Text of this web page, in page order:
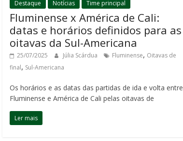
Destaque Notícias Time principal
Fluminense x América de Cali:
datas e horários definidos para as
oitavas da Sul-Americana
25/07/2025 Júlia Scárdua Fluminense, Oitavas de
final, Sul-Americana
Os horários e as datas das partidas de ida e volta entre
Fluminense e América de Cali pelas oitavas de
Ler mais